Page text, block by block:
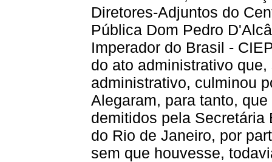
Diretores-Adjuntos do
Pública Dom Pedro
Imperador do Brasil -
do ato administrativo
administrativo, culminou
Alegaram, para tanto,
demitidos pela
do Rio de Janeiro, por
sem que houvesse,